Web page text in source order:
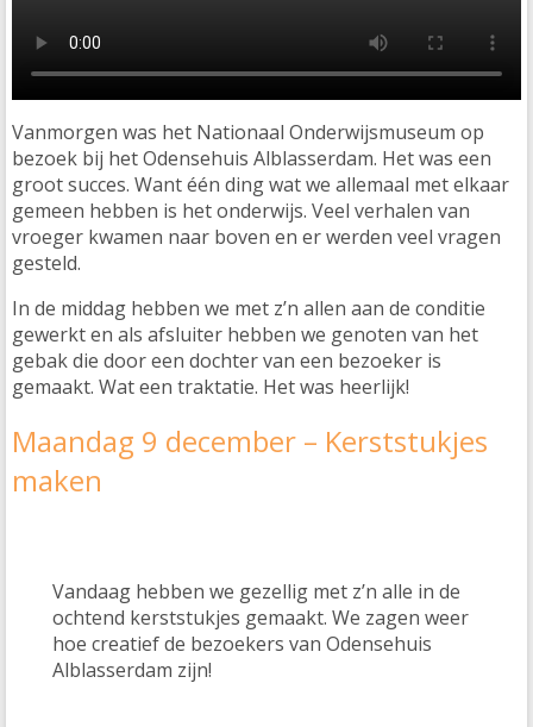
Vanmorgen was het Nationaal Onderwijsmuseum op
bezoek bij het Odensehuis Alblasserdam. Het was een
groot succes. Want één ding wat we allemaal met elkaar
gemeen hebben is het onderwijs. Veel verhalen van
vroeger kwamen naar boven en er werden veel vragen
gesteld.
In de middag hebben we met z’n allen aan de conditie
gewerkt en als afsluiter hebben we genoten van het
gebak die door een dochter van een bezoeker is
gemaakt. Wat een traktatie. Het was heerlijk!
Maandag 9 december – Kerststukjes
maken
Vandaag hebben we gezellig met z’n alle in de
ochtend kerststukjes gemaakt. We zagen weer
hoe creatief de bezoekers van Odensehuis
Alblasserdam zijn!